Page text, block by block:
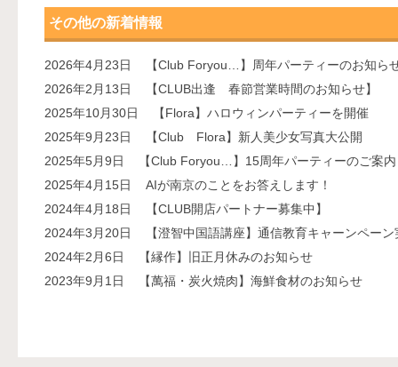
その他の新着情報
2026年4月23日
【Club Foryou…】周年パーティーのお知ら
2026年2月13日
【CLUB出逢 春節営業時間のお知らせ】
2025年10月30日
【Flora】ハロウィンパーティーを開催
2025年9月23日
【Club Flora】新人美少女写真大公開
2025年5月9日
【Club Foryou…】15周年パーティーのご案内
2025年4月15日
AIが南京のことをお答えします！
2024年4月18日
【CLUB開店パートナー募集中】
2024年3月20日
【澄智中国語講座】通信教育キャーンペー
2024年2月6日
【縁作】旧正月休みのお知らせ
2023年9月1日
【萬福・炭火焼肉】海鮮食材のお知らせ